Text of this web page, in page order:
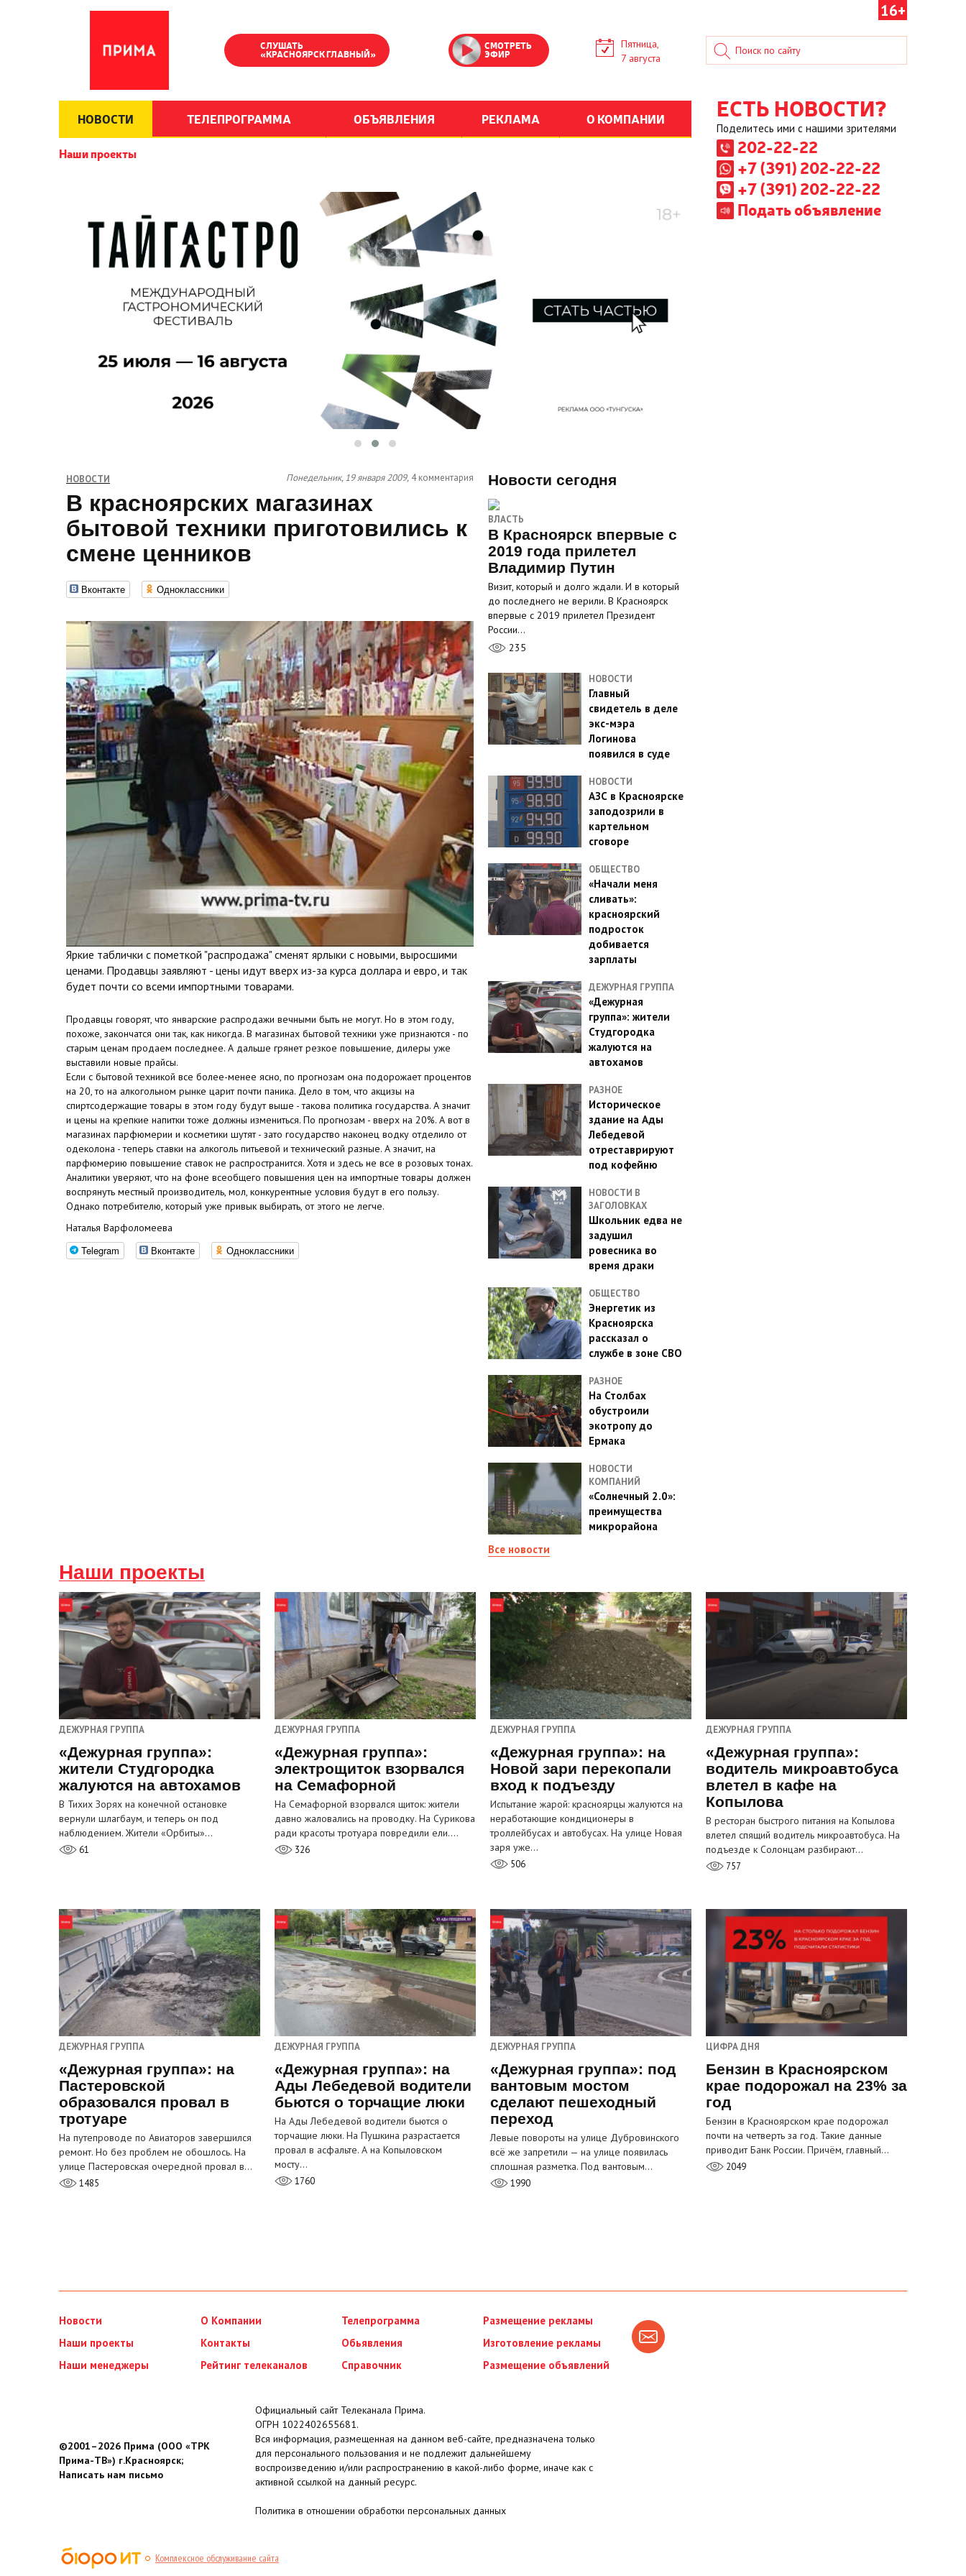
16+
СЛУШАТЬ
«КРАСНОЯРСК ГЛАВНЫЙ»
СМОТРЕТЬ
ЭФИР
Пятница,
7 августа
НОВОСТИ ТЕЛЕПРОГРАММА ОБЪЯВЛЕНИЯ РЕКЛАМА О КОМПАНИИ
Наши проекты
ЕСТЬ НОВОСТИ?
Поделитесь ими с нашими зрителями
202-22-22
+7 (391) 202-22-22
+7 (391) 202-22-22
Подать объявление
НОВОСТИ Понедельник, 19 января 2009, 4 комментария
В красноярских магазинах
бытовой техники приготовились к
смене ценников
Вконтакте Одноклассники
Яркие таблички с пометкой "распродажа" сменят ярлыки с новыми, выросшими
ценами. Продавцы заявляют - цены идут вверх из-за курса доллара и евро, и так
будет почти со всеми импортными товарами.
Продавцы говорят, что январские распродажи вечными быть не могут. Но в этом году,
похоже, закончатся они так, как никогда. В магазинах бытовой техники уже признаются - по
старым ценам продаем последнее. А дальше грянет резкое повышение, дилеры уже
выставили новые прайсы.
Если с бытовой техникой все более-менее ясно, по прогнозам она подорожает процентов
на 20, то на алкогольном рынке царит почти паника. Дело в том, что акцизы на
спиртсодержащие товары в этом году будут выше - такова политика государства. А значит
и цены на крепкие напитки тоже должны измениться. По прогнозам - вверх на 20%. А вот в
магазинах парфюмерии и косметики шутят - зато государство наконец водку отделило от
одеколона - теперь ставки на алкоголь питьевой и технический разные. А значит, на
парфюмерию повышение ставок не распространится. Хотя и здесь не все в розовых тонах.
Аналитики уверяют, что на фоне всеобщего повышения цен на импортные товары должен
воспрянуть местный производитель, мол, конкурентные условия будут в его пользу.
Однако потребителю, который уже привык выбирать, от этого не легче.
Наталья Варфоломеева
Telegram Вконтакте Одноклассники
Новости сегодня
ВЛАСТЬ
В Красноярск впервые с
2019 года прилетел
Владимир Путин
Визит, который и долго ждали. И в который
до последнего не верили. В Красноярск
впервые с 2019 прилетел Президент
России…
235
НОВОСТИ
Главный
свидетель в деле
экс-мэра
Логинова
появился в суде
НОВОСТИ
АЗС в Красноярске
заподозрили в
картельном
сговоре
ОБЩЕСТВО
«Начали меня
сливать»:
красноярский
подросток
добивается
зарплаты
ДЕЖУРНАЯ ГРУППА
«Дежурная
группа»: жители
Студгородка
жалуются на
автохамов
РАЗНОЕ
Историческое
здание на Ады
Лебедевой
отреставрируют
под кофейню
НОВОСТИ В
ЗАГОЛОВКАХ
Школьник едва не
задушил
ровесника во
время драки
ОБЩЕСТВО
Энергетик из
Красноярска
рассказал о
службе в зоне СВО
РАЗНОЕ
На Столбах
обустроили
экотропу до
Ермака
НОВОСТИ
КОМПАНИЙ
«Солнечный 2.0»:
преимущества
микрорайона
Все новости
Наши проекты
ДЕЖУРНАЯ ГРУППА
«Дежурная группа»:
жители Студгородка
жалуются на автохамов
В Тихих Зорях на конечной остановке
вернули шлагбаум, и теперь он под
наблюдением. Жители «Орбиты»…
61
ДЕЖУРНАЯ ГРУППА
«Дежурная группа»:
электрощиток взорвался
на Семафорной
На Семафорной взорвался щиток: жители
давно жаловались на проводку. На Сурикова
ради красоты тротуара повредили ели.…
326
ДЕЖУРНАЯ ГРУППА
«Дежурная группа»: на
Новой зари перекопали
вход к подъезду
Испытание жарой: красноярцы жалуются на
неработающие кондиционеры в
троллейбусах и автобусах. На улице Новая
заря уже…
506
ДЕЖУРНАЯ ГРУППА
«Дежурная группа»:
водитель микроавтобуса
влетел в кафе на
Копылова
В ресторан быстрого питания на Копылова
влетел спящий водитель микроавтобуса. На
подъезде к Солонцам разбирают…
757
ДЕЖУРНАЯ ГРУППА
«Дежурная группа»: на
Пастеровской
образовался провал в
тротуаре
На путепроводе по Авиаторов завершился
ремонт. Но без проблем не обошлось. На
улице Пастеровская очередной провал в…
1485
ДЕЖУРНАЯ ГРУППА
«Дежурная группа»: на
Ады Лебедевой водители
бьются о торчащие люки
На Ады Лебедевой водители бьются о
торчащие люки. На Пушкина разрастается
провал в асфальте. А на Копыловском
мосту…
1760
ДЕЖУРНАЯ ГРУППА
«Дежурная группа»: под
вантовым мостом
сделают пешеходный
переход
Левые повороты на улице Дубровинского
всё же запретили — на улице появилась
сплошная разметка. Под вантовым…
1990
ЦИФРА ДНЯ
Бензин в Красноярском
крае подорожал на 23% за
год
Бензин в Красноярском крае подорожал
почти на четверть за год. Такие данные
приводит Банк России. Причём, главный…
2049
Новости
Наши проекты
Наши менеджеры
О Компании
Контакты
Рейтинг телеканалов
Телепрограмма
Обьявления
Справочник
Размещение рекламы
Изготовление рекламы
Размещение объявлений
©2001–2026 Прима (ООО «ТРК
Прима-ТВ») г.Красноярск;
Написать нам письмо
Официальный сайт Телеканала Прима.
ОГРН 1022402655681.
Вся информация, размещенная на данном веб-сайте, предназначена только
для персонального пользования и не подлежит дальнейшему
воспроизведению и/или распространению в какой-либо форме, иначе как с
активной ссылкой на данный ресурс.
Политика в отношении обработки персональных данных
Комплексное обслуживание сайта